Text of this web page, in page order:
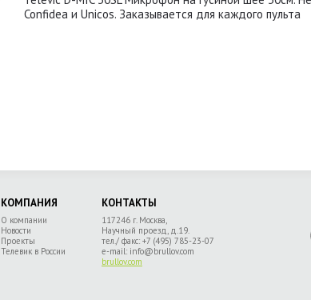
Confidea и Unicos. Заказывается для каждого пульта
КОМПАНИЯ
О компании
Новости
Проекты
Телевик в России
КОНТАКТЫ
117246 г. Москва,
Научный проезд, д.19.
тел./ факс: +7 (495) 785-23-07
e-mail: info@brullov.com
brullov.com